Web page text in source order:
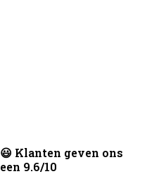
😃 Klanten geven ons
een 9.6/10